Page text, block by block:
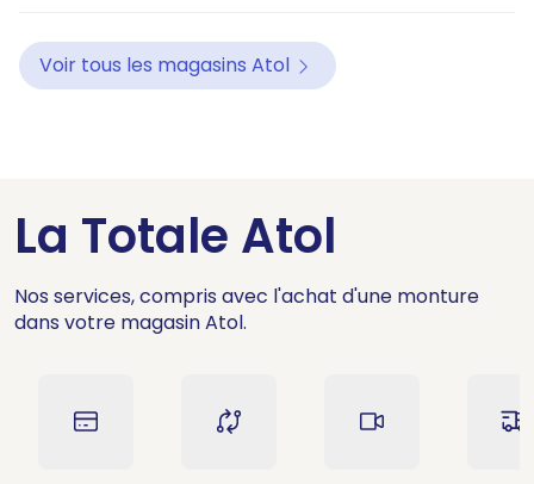
Voir tous les magasins Atol
La Totale Atol
Nos services, compris avec l'achat d'une monture
dans votre magasin Atol.